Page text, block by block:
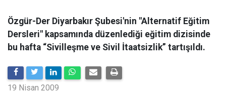
Özgür-Der Diyarbakır Şubesi'nin "Alternatif Eğitim
Dersleri" kapsamında düzenlediği eğitim dizisinde
bu hafta “Sivilleşme ve Sivil İtaatsizlik” tartışıldı.
19 Nisan 2009